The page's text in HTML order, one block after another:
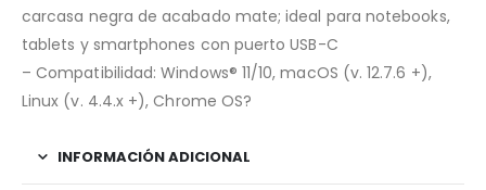
carcasa negra de acabado mate; ideal para notebooks,
tablets y smartphones con puerto USB-C
– Compatibilidad: Windows® 11/10, macOS (v. 12.7.6 +),
Linux (v. 4.4.x +), Chrome OS?
INFORMACIÓN ADICIONAL